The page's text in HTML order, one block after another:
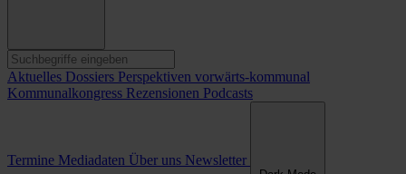
Aktuelles Dossiers Perspektiven vorwärts-kommunal
Kommunalkongress Rezensionen Podcasts
Termine Mediadaten Über uns Newsletter